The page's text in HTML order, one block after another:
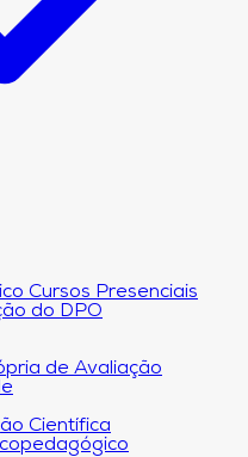
Cursos Presenciais
do DPO
de Avaliação
Científica